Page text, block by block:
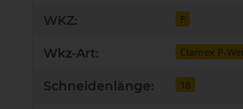
WKZ: F
Wkz-Art: Clamex P-
Schneidenlänge: 18